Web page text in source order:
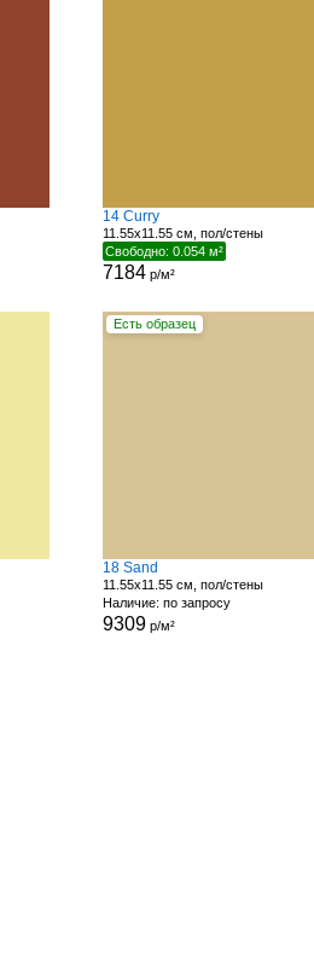
14 Curry
11.55x11.55 см, пол/стены
Свободно: 0.054 м²
7184р/м²
Есть образец
18 Sand
11.55x11.55 см, пол/стены
Наличие: по запросу
9309р/м²